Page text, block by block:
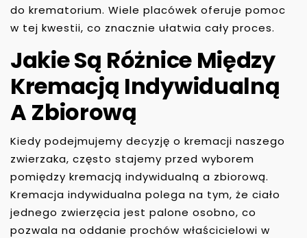
do krematorium. Wiele placówek oferuje pomoc
w tej kwestii, co znacznie ułatwia cały proces.
Jakie Są Różnice Między
Kremacją Indywidualną
A Zbiorową
Kiedy podejmujemy decyzję o kremacji naszego
zwierzaka, często stajemy przed wyborem
pomiędzy kremacją indywidualną a zbiorową.
Kremacja indywidualna polega na tym, że ciało
jednego zwierzęcia jest palone osobno, co
pozwala na oddanie prochów właścicielowi w